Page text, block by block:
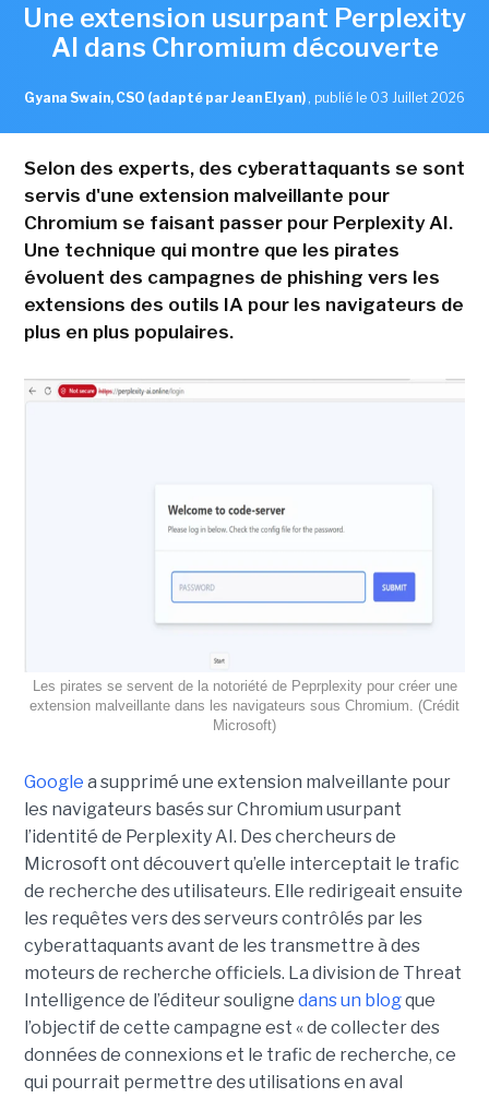
Une extension usurpant Perplexity
AI dans Chromium découverte
Gyana Swain, CSO (adapté par Jean Elyan) , publié le 03 Juillet 2026
Selon des experts, des cyberattaquants se sont
servis d'une extension malveillante pour
Chromium se faisant passer pour Perplexity AI.
Une technique qui montre que les pirates
évoluent des campagnes de phishing vers les
extensions des outils IA pour les navigateurs de
plus en plus populaires.
Les pirates se servent de la notoriété de Peprplexity pour créer une
extension malveillante dans les navigateurs sous Chromium. (Crédit
Microsoft)
Google a supprimé une extension malveillante pour
les navigateurs basés sur Chromium usurpant
l’identité de Perplexity AI. Des chercheurs de
Microsoft ont découvert qu’elle interceptait le trafic
de recherche des utilisateurs. Elle redirigeait ensuite
les requêtes vers des serveurs contrôlés par les
cyberattaquants avant de les transmettre à des
moteurs de recherche officiels. La division de Threat
Intelligence de l’éditeur souligne dans un blogque
l’objectif de cette campagne est « de collecter des
données de connexions et le trafic de recherche, ce
qui pourrait permettre des utilisations en aval